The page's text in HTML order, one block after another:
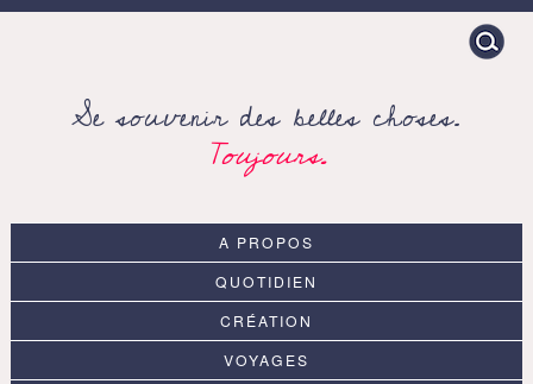
Search
for:
Se souvenir des belles choses.
Toujours.
A PROPOS
QUOTIDIEN
CRÉATION
VOYAGES